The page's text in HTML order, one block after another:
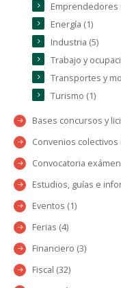
Emprendedores
Energía (1)
Industria (5)
Trabajo y
Transportes y
Turismo (1)
Bases concursos y
Convenios colectivos
Convocatoria
Estudios, guías e
Eventos (1)
Ferias (4)
Financiero (3)
Fiscal (32)